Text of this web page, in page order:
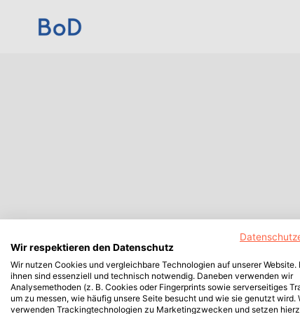
Wir respektieren den Datenschutz
Wir nutzen Cookies und vergleichbare Technologien auf unserer Website.
ihnen sind essenziell und technisch notwendig. Daneben verwenden wir
Analysemethoden (z. B. Cookies oder Fingerprints sowie serverseitiges
um zu messen, wie häufig unsere Seite besucht und wie sie genutzt wird.
verwenden Trackingtechnologien zu Marketingzwecken und setzen